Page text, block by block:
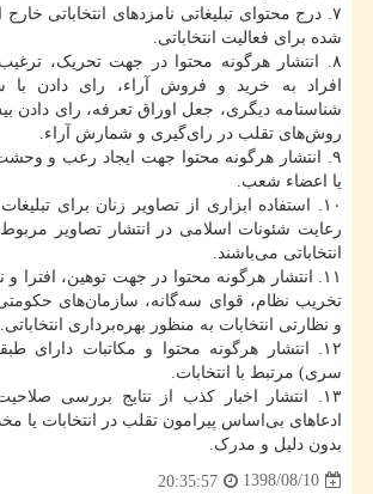
۷. درج محتوای تبلیغاتی نامزدهای انتخاباتی
شده برای فعالیت انتخاباتی.
۸. انتشار هرگونه محتوا در جهت تحریک‌،
افراد به خرید و فروش آراء‌، رای دادن با
شناسنامه دیگری‌، جعل اوراق تعرفه‌، رای دادن
روش‌های تقلب در رای‌گیری و شمارش آراء.
۹. انتشار هرگونه محتوا جهت ایجاد رعب و
یا اعضاء شعب.
۱۰. استفاده ابزاری از تصاویر زنان برای
رعایت شئونات اسلامی در انتشار تصاویر مربوط
انتخاباتی می‌باشند.
۱۱. انتشار هرگونه محتوا در جهت توهین‌، افترا
تخریب نظام‌، قوای سه‌گانه‌، سازمان‌های
و نظارتی انتخابات به منظور بهره‌برداری انتخاباتی.
۱۲. انتشار هرگونه محتوا و مکاتبات دارای
سری) مرتبط با انتخابات‌.
۱۳. انتشار اخبار کذب از نتایج بررسی
ادعاهای بی‌اساس پیرامون تقلب در انتخابات یا
بدون دلیل و مدرک.
1398/08/10
20:35:57